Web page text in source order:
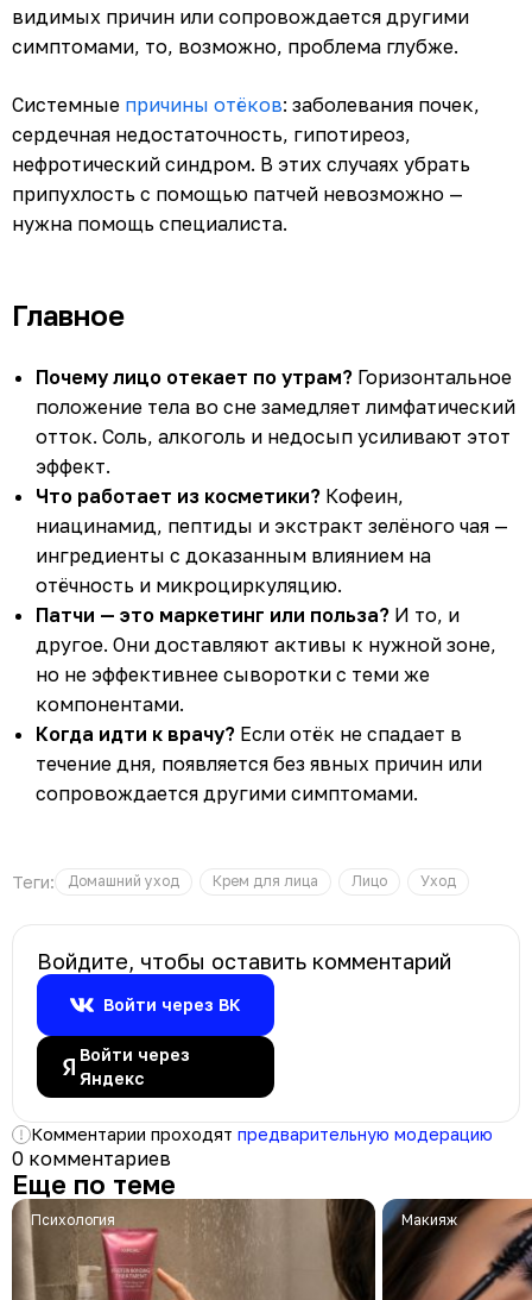
видимых причин или сопровождается другими
симптомами, то, возможно, проблема глубже.
Системные причины отёков: заболевания почек,
сердечная недостаточность, гипотиреоз,
нефротический синдром. В этих случаях убрать
припухлость с помощью патчей невозможно —
нужна помощь специалиста.
Главное
Почему лицо отекает по утрам? Горизонтальное
положение тела во сне замедляет лимфатический
отток. Соль, алкоголь и недосып усиливают этот
эффект.
Что работает из косметики? Кофеин,
ниацинамид, пептиды и экстракт зелёного чая —
ингредиенты с доказанным влиянием на
отёчность и микроциркуляцию.
Патчи — это маркетинг или польза? И то, и
другое. Они доставляют активы к нужной зоне,
но не эффективнее сыворотки с теми же
компонентами.
Когда идти к врачу? Если отёк не спадает в
течение дня, появляется без явных причин или
сопровождается другими симптомами.
Теги: Домашний уход Крем для лица Лицо Уход
Войдите, чтобы оставить комментарий
Войти через ВК
Войти через
Яндекс
Комментарии проходят предварительную модерацию
0 комментариев
Еще по теме
психология Макияж